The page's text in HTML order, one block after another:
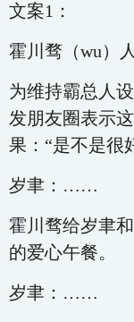
文案1：
霍川骛（wu）
为维持霸总人
发朋友圈表示
果：“是不是很
岁聿：……
霍川骛给岁聿
的爱心午餐。
岁聿：……